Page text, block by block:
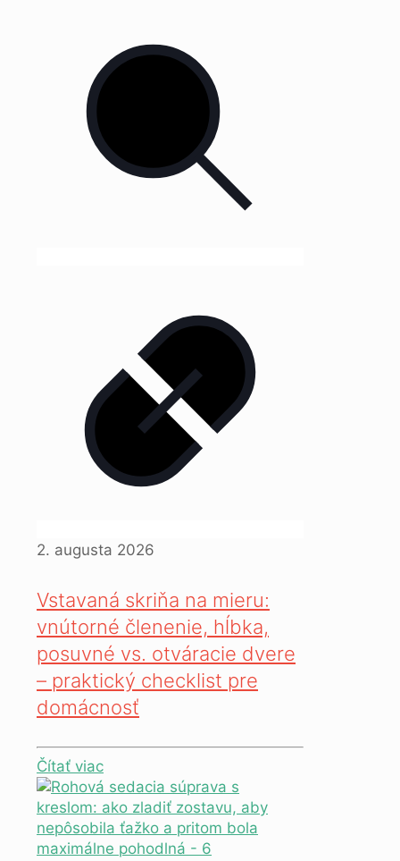
2. augusta 2026
Vstavaná skriňa na mieru:
vnútorné členenie, hĺbka,
posuvné vs. otváracie dvere
– praktický checklist pre
domácnosť
Čítať viac